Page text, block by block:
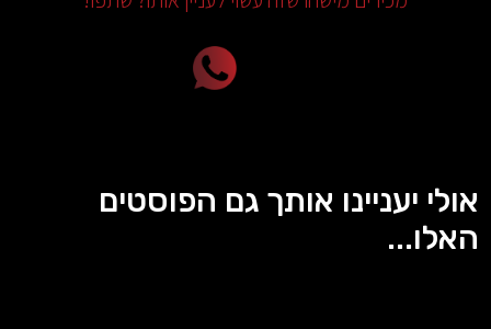
אולי יעניינו אותך גם הפוסטים
האלו...